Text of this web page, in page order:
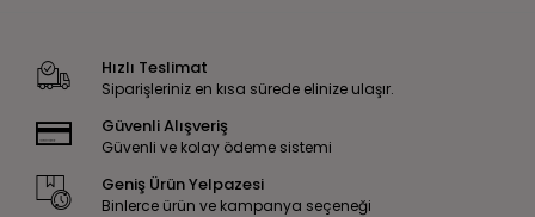
Hızlı Teslimat
Siparişleriniz en kısa sürede elinize ulaşır.
Güvenli Alışveriş
Güvenli ve kolay ödeme sistemi
Geniş Ürün Yelpazesi
Binlerce ürün ve kampanya seçeneği